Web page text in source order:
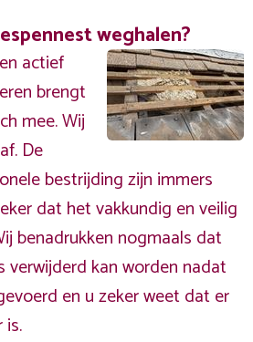
weghalen?
actief
brengt
mee. Wij
De
bestrijding zijn immers
dat het vakkundig en veilig
benadrukken nogmaals dat
verwijderd kan worden nadat
en u zeker weet dat er